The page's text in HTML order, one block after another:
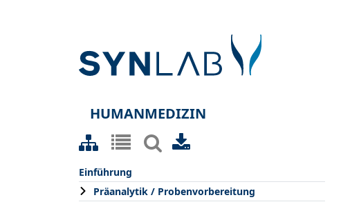
HUMANMEDIZIN
Einführung
Präanalytik / Probenvorbereitung